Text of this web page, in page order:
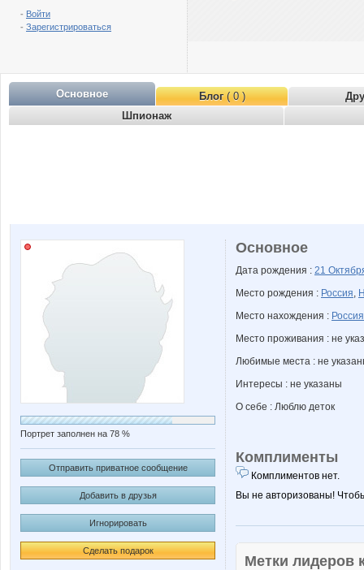
- Войти
- Зарегистрироваться
Основное Блог( 0 )
Шпионаж
Портрет заполнен на 78 %
Отправить приватное сообщение
Добавить в друзья
Игнорировать
Сделать подарок
Основное
Дата рождения : 21
Место рождения : Россия,
Место нахождения : Россия
Место проживания : не
Любимые места : не
Интересы : не указаны
О себе : Люблю деток
Комплименты
Комплиментов нет.
Вы не авторизованы!
Метки